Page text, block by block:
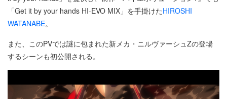
「Get it by your hands HI-EVO MIX」を手掛けたHIROSHI
WATANABE。
また、このPVでは謎に包まれた新メカ・ニルヴァーシュZの登場
するシーンも初公開される。